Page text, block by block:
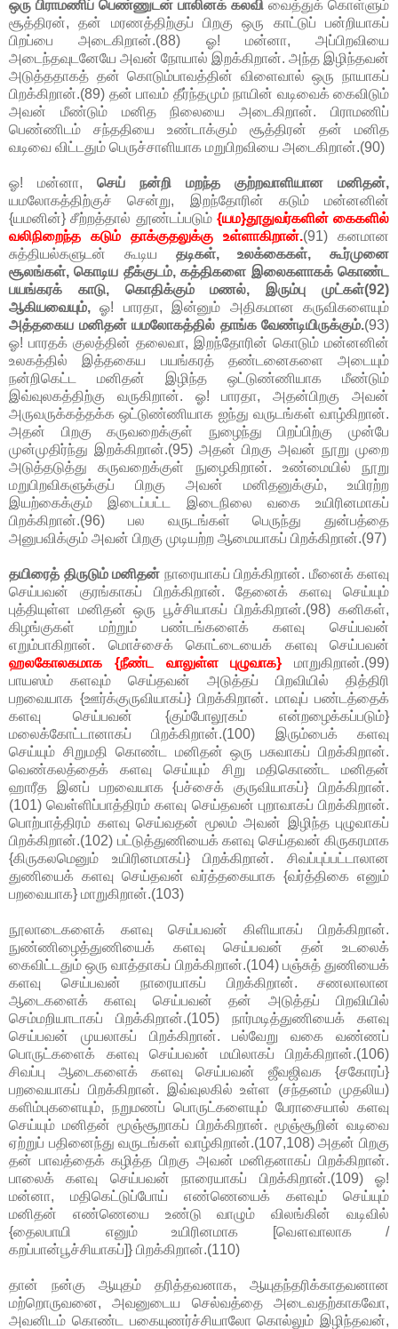
ஒரு பிராமணிப் பெண்ணுடன் பாலினக் கலவி வைத்துக் கொள்ளும்
சூத்திரன், தன் மரணத்திற்குப் பிறகு ஒரு காட்டுப் பன்றியாகப்
பிறப்பை அடைகிறான்.(88) ஓ! மன்னா, அப்பிறவியை
அடைந்தவுடனேயே அவன் நோயால் இறக்கிறான். அந்த இழிந்தவன்
அடுத்ததாகத் தன் கொடும்பாவத்தின் விளைவால் ஒரு நாயாகப்
பிறக்கிறான்.(89) தன் பாவம் தீர்ந்தமும் நாயின் வடிவைக் கைவிடும்
அவன் மீண்டும் மனித நிலையை அடைகிறான். பிராமணிப்
பெண்ணிடம் சந்ததியை உண்டாக்கும் சூத்திரன் தன் மனித
வடிவை விட்டதும் பெருச்சாளியாக மறுபிறவியை அடைகிறான்.(90)
ஓ! மன்னா, செய் நன்றி மறந்த குற்றவாளியான மனிதன்,
யமலோகத்திற்குச் சென்று, இறந்தோரின் கடும் மன்னனின்
{யமனின்} சீற்றத்தால் தூண்டப்படும் {யம}தூதுவர்களின் கைகளில்
வலிநிறைந்த கடும் தாக்குதலுக்கு உள்ளாகிறான்.(91) கனமான
சுத்தியல்களுடன் கூடிய தடிகள், உலக்கைகள், கூர்முனை
சூலங்கள், கொடிய தீக்குடம், கத்திகளை இலைகளாகக் கொண்ட
பயங்கரக் காடு, கொதிக்கும் மணல், இரும்பு முட்கள்(92)
ஆகியவையும்,ஓ! பாரதா, இன்னும் அதிகமான கருவிகளையும்
அத்தகைய மனிதன் யமலோகத்தில் தாங்க வேண்டியிருக்கும்.(93)
ஓ! பாரதக் குலத்தின் தலைவா, இறந்தோரின் கொடும் மன்னனின்
உலகத்தில் இத்தகைய பயங்கரத் தண்டனைகளை அடையும்
நன்றிகெட்ட மனிதன் இழிந்த ஒட்டுண்ணியாக மீண்டும்
இவ்வுலகத்திற்கு வருகிறான். ஓ! பாரதா, அதன்பிறகு அவன்
அருவருக்கத்தக்க ஒட்டுண்ணியாக ஐந்து வருடங்கள் வாழ்கிறான்.
அதன் பிறகு கருவறைக்குள் நுழைந்து பிறப்பிற்கு முன்பே
முன்முதிர்ந்து இறக்கிறான்.(95) அதன் பிறகு அவன் நூறு முறை
அடுத்தடுத்து கருவறைக்குள் நுழைகிறான். உண்மையில் நூறு
மறுபிறவிகளுக்குப் பிறகு அவன் மனிதனுக்கும், உயிரற்ற
இயற்கைக்கும் இடைப்பட்ட இடைநிலை வகை உயிரினமாகப்
பிறக்கிறான்.(96) பல வருடங்கள் பெருந்து துன்பத்தை
அனுபவிக்கும் அவன் பிறகு முடியற்ற ஆமையாகப் பிறக்கிறான்.(97)
தயிரைத் திருடும் மனிதன் நாரையாகப் பிறக்கிறான். மீனைக் களவு
செய்பவன் குரங்காகப் பிறக்கிறான். தேனைக் களவு செய்யும்
புத்தியுள்ள மனிதன் ஒரு பூச்சியாகப் பிறக்கிறான்.(98) கனிகள்,
கிழங்குகள் மற்றும் பண்டங்களைக் களவு செய்பவன்
எறும்பாகிறான். மொச்சைக் கொட்டையைக் களவு செய்பவன்
ஹலகோலகமாக {நீண்ட வாலுள்ள புழுவாக} மாறுகிறான்.(99)
பாயஸம் களவும் செய்தவன் அடுத்தப் பிறவியில் தித்திரி
பறவையாக {ஊர்க்குருவியாகப்} பிறக்கிறான். மாவுப் பண்டத்தைக்
களவு செய்பவன் {கும்போலூகம் என்றழைக்கப்படும்}
மலைக்கோட்டானாகப் பிறக்கிறான்.(100) இரும்பைக் களவு
செய்யும் சிறுமதி கொண்ட மனிதன் ஒரு பசுவாகப் பிறக்கிறான்.
வெண்கலத்தைக் களவு செய்யும் சிறு மதிகொண்ட மனிதன்
ஹாரீத இனப் பறவையாக {பச்சைக் குருவியாகப்} பிறக்கிறான்.
(101) வெள்ளிப்பாத்திரம் களவு செய்தவன் புறாவாகப் பிறக்கிறான்.
பொற்பாத்திரம் களவு செய்வதன் மூலம் அவன் இழிந்த புழுவாகப்
பிறக்கிறான்.(102) பட்டுத்துணியைக் களவு செய்தவன் கிருகரமாக
{கிருகலமெனும் உயிரினமாகப்} பிறக்கிறான். சிவப்புப்பட்டாலான
துணியைக் களவு செய்தவன் வர்த்தகையாக {வர்த்திகை எனும்
பறவையாக} மாறுகிறான்.(103)
நூலாடைகளைக் களவு செய்பவன் கிளியாகப் பிறக்கிறான்.
நுண்ணிழைத்துணியைக் களவு செய்பவன் தன் உடலைக்
கைவிட்டதும் ஒரு வாத்தாகப் பிறக்கிறான்.(104) பஞ்சுத் துணியைக்
களவு செய்பவன் நாரையாகப் பிறக்கிறான். சணலாலான
ஆடைகளைக் களவு செய்பவன் தன் அடுத்தப் பிறவியில்
செம்மறியாடாகப் பிறக்கிறான்.(105) நார்மடித்துணியைக் களவு
செய்பவன் முயலாகப் பிறக்கிறான். பல்வேறு வகை வண்ணப்
பொருட்களைக் களவு செய்பவன் மயிலாகப் பிறக்கிறான்.(106)
சிவப்பு ஆடைகளைக் களவு செய்பவன் ஜீவஜிவக {சகோரப்}
பறவையாகப் பிறக்கிறான். இவ்வுலகில் உள்ள (சந்தனம் முதலிய)
களிம்புகளையும், நறுமணப் பொருட்களையும் பேராசையால் களவு
செய்யும் மனிதன் மூஞ்சூறாகப் பிறக்கிறான். மூஞ்சூறின் வடிவை
ஏற்றுப் பதினைந்து வருடங்கள் வாழ்கிறான்.(107,108) அதன் பிறகு
தன் பாவத்தைக் கழித்த பிறகு அவன் மனிதனாகப் பிறக்கிறான்.
பாலைக் களவு செய்பவன் நாரையாகப் பிறக்கிறான்.(109) ஓ!
மன்னா, மதிகெட்டுப்போய் எண்ணெயைக் களவும் செய்யும்
மனிதன் எண்ணெயை உண்டு வாழும் விலங்கின் வடிவில்
{தைலபாயி எனும் உயிரினமாக [வௌவாலாக /
கறப்பான்பூச்சியாகப்]} பிறக்கிறான்.(110)
தான் நன்கு ஆயுதம் தரித்தவனாக, ஆயுதந்தரிக்காதவனான
மற்றொருவனை, அவனுடைய செல்வத்தை அடைவதற்காகவோ,
அவனிடம் கொண்ட பகையுணர்ச்சியாலோ கொல்லும் இழிந்தவன்,